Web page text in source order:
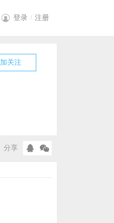
登录 / 注册
加关注
分享